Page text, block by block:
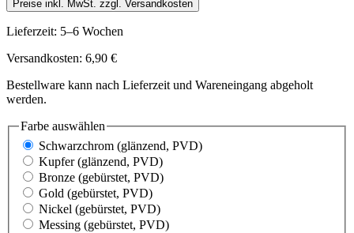
Preise inkl. MwSt. zzgl. Versandkosten
Lieferzeit: 5–6 Wochen
Versandkosten: 6,90 €
Bestellware kann nach Lieferzeit und Wareneingang abgeholt
werden.
Farbe auswählen
Schwarzchrom (glänzend, PVD)
Kupfer (glänzend, PVD)
Bronze (gebürstet, PVD)
Gold (gebürstet, PVD)
Nickel (gebürstet, PVD)
Messing (gebürstet, PVD)